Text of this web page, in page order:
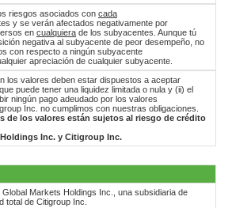
riesgos asociados con cada
y se verán afectados negativamente por
en cualquiera de los subyacentes. Aunque tú
negativa al subyacente de peor desempeño, no
con respecto a ningún subyacente
apreciación de cualquier subyacente.
los valores deben estar dispuestos a aceptar
puede tener una liquidez limitada o nula y (ii) el
ningún pago adeudado por los valores
Inc. no cumplimos con nuestras obligaciones.
de los valores están sujetos al riesgo de crédito
Inc. y Citigroup Inc.
Global Markets Holdings Inc., una subsidiaria de
total de Citigroup Inc.